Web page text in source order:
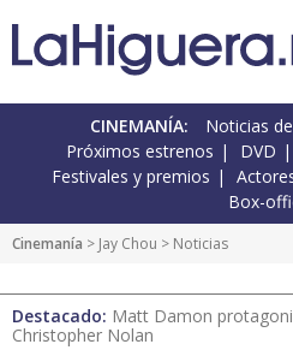
CINEMANÍA: Noticias
Próximos estrenos
DVD
Festivales y premios
Box-
Cinemanía > Jay Chou > Noticias
Destacado: Matt Damon
Christopher Nolan